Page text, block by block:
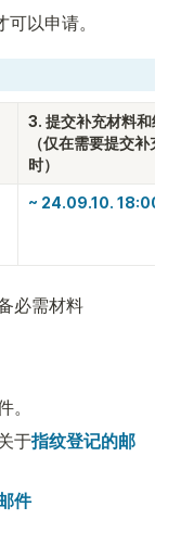
以申请。
3. 提交补充材料和结
（仅在需要提交补充
时）
~ 24.09.10. 18:00
必需材料
。
于指纹登记的邮
件